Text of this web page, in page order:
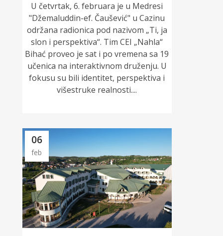
U četvrtak, 6. februara je u Medresi
"Džemaluddin-ef. Čaušević" u Cazinu
održana radionica pod nazivom „Ti, ja
slon i perspektiva“. Tim CEI „Nahla“
Bihać proveo je sat i po vremena sa 19
učenica na interaktivnom druženju. U
fokusu su bili identitet, perspektiva i
višestruke realnosti....
06
feb